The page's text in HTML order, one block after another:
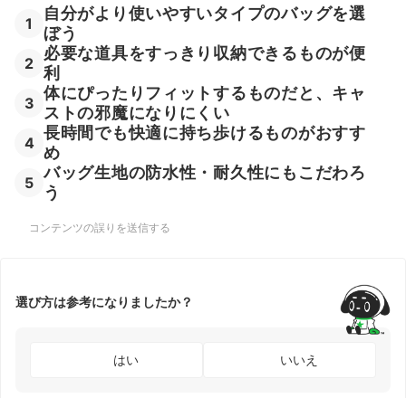
1
自分がより使いやすいタイプのバッグを選
ぼう
2
必要な道具をすっきり収納できるものが便
利
3
体にぴったりフィットするものだと、キャ
ストの邪魔になりにくい
4
長時間でも快適に持ち歩けるものがおすす
め
5
バッグ生地の防水性・耐久性にもこだわろ
う
コンテンツの誤りを送信する
選び方は参考になりましたか？
はい いいえ